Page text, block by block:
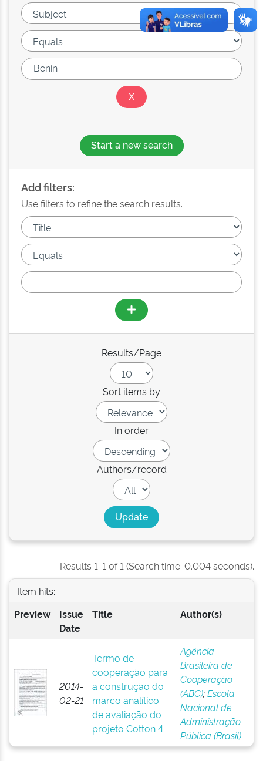
Start a new search
Add filters:
Use filters to refine the search results.
Results/Page
Sort items by
In order
Authors/record
Results 1-1 of 1 (Search time: 0.004 seconds).
Item hits:
Preview
Issue
Date
Title Author(s)
2014-
02-21
Termo de
cooperação para
a construção do
marco analítico
de avaliação do
projeto Cotton 4
Agência
Brasileira de
Cooperação
(ABC);Escola
Nacional de
Administração
Pública (Brasil)